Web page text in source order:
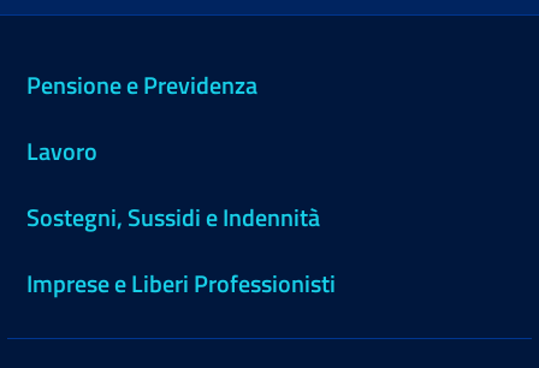
Pensione e Previdenza
Lavoro
Sostegni, Sussidi e Indennità
Imprese e Liberi Professionisti